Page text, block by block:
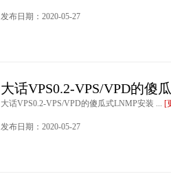
发布日期：2020-05-27
大话VPS0.2-VPS/VPD的傻
大话VPS0.2-VPS/VPD的傻瓜式LNMP安装 ... [
发布日期：2020-05-27